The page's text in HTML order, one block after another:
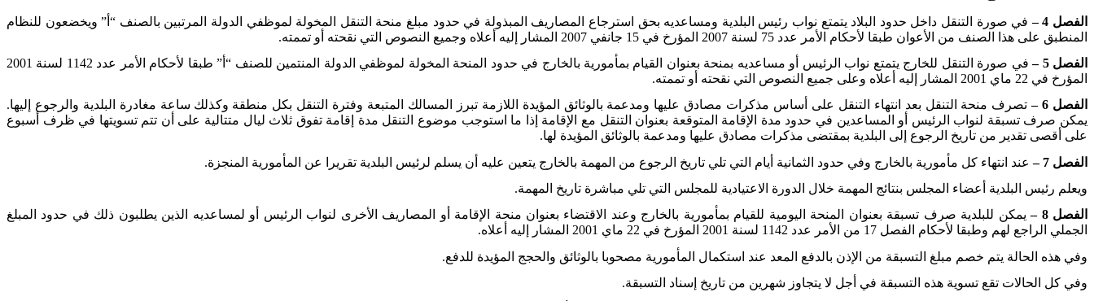
الفصل 4 –
في صورة التنقل داخل حدود البلاد يتمتع نواب رئيس البلدية ومساعديه بحق استرجاع المصاريف المبذولة في حدود مبلغ منحة التنقل المخولة لموظفي الدولة المرتبين بالصنف “أ” ويخضعون للنظام
المنطبق على هذا الصنف من الأعوان طبقا لأحكام الأمر عدد 75 لسنة 2007 المؤرخ في 15 جانفي 2007 المشار إليه أعلاه وجميع النصوص التي نقحته أو تممته.
الفصل 5 –
في صورة التنقل للخارج يتمتع نواب الرئيس أو مساعديه بمنحة بعنوان القيام بمأمورية بالخارج في حدود المنحة المخولة لموظفي الدولة المنتمين للصنف “أ” طبقا لأحكام الأمر عدد 1142 لسنة 2001
المؤرخ في 22 ماي 2001 المشار إليه أعلاه وعلى جميع النصوص التي نقحته أو تممته.
الفصل 6 –
تصرف منحة التنقل بعد انتهاء التنقل على أساس مذكرات مصادق عليها ومدعمة بالوثائق المؤيدة اللازمة تبرز المسالك المتبعة وفترة التنقل بكل منطقة وكذلك ساعة مغادرة البلدية والرجوع إليها.
يمكن صرف تسبقة لنواب الرئيس أو المساعدين في حدود مدة الإقامة المتوقعة بعنوان التنقل مع الإقامة إذا ما استوجب موضوع التنقل مدة إقامة تفوق ثلاث ليال متتالية على أن تتم تسويتها في ظرف أسبوع
على أقصى تقدير من تاريخ الرجوع إلى البلدية بمقتضى مذكرات مصادق عليها ومدعمة بالوثائق المؤيدة لها.
الفصل 7 –
عند انتهاء كل مأمورية بالخارج وفي حدود الثمانية أيام التي تلي تاريخ الرجوع من المهمة بالخارج يتعين عليه أن يسلم لرئيس البلدية تقريرا عن المأمورية المنجزة.
ويعلم رئيس البلدية أعضاء المجلس بنتائج المهمة خلال الدورة الاعتيادية للمجلس التي تلي مباشرة تاريخ المهمة.
الفصل 8 –
يمكن للبلدية صرف تسبقة بعنوان المنحة اليومية للقيام بمأمورية بالخارج وعند الاقتضاء بعنوان منحة الإقامة أو المصاريف الأخرى لنواب الرئيس أو لمساعديه الذين يطلبون ذلك في حدود المبلغ
الجملي الراجع لهم وطبقا لأحكام الفصل 17 من الأمر عدد 1142 لسنة 2001 المؤرخ في 22 ماي 2001 المشار إليه أعلاه.
وفي هذه الحالة يتم خصم مبلغ التسبقة من الإذن بالدفع المعد عند استكمال المأمورية مصحوبا بالوثائق والحجج المؤيدة للدفع.
وفي كل الحالات تقع تسوية هذه التسبقة في أجل لا يتجاوز شهرين من تاريخ إسناد التسبقة.